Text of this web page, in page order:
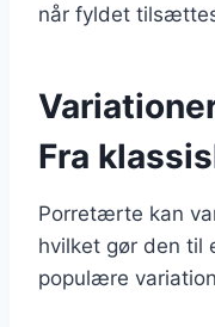
når fyldet
Fra
Porretærte kan
hvilket gør den til
populære